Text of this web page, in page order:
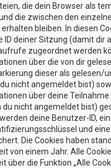
die dein Browser als
die zwischen den
bleiben. In diesen
ID deiner Sitzung (damit dir
zugeordnet werden
über die von dir
dieser als gelesen/
nicht angemeldet bist)
über deine
du nicht angemeldet bist)
deine Benutzer-ID, ein
und eine
Die Cookies haben
von einem Jahr. Alle
über die Funktion „Alle